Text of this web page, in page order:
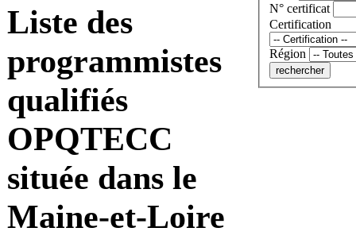
Liste des
programmistes
qualifiés
OPQTECC
située dans le
Maine-et-Loire
N° certificat
Certification
Région